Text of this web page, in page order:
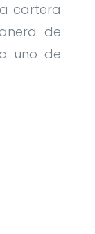
cartera
de
uno de